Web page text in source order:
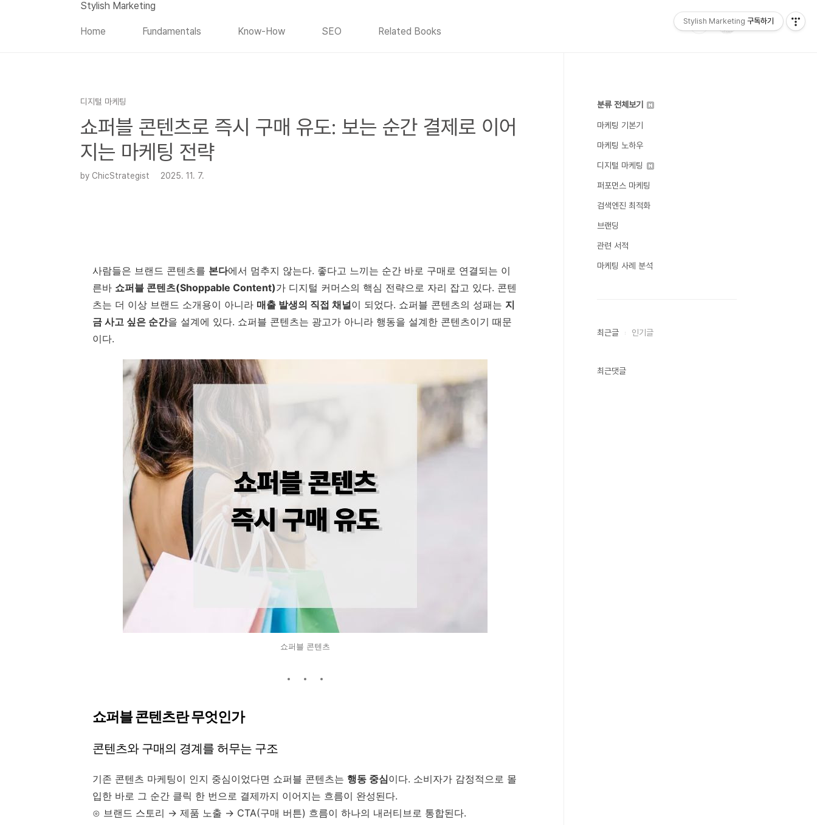
Stylish Marketing
Home Fundamentals Know-How SEO Related Books
디지털 마케팅
쇼퍼블 콘텐츠로 즉시 구매 유도: 보는 순간 결제로 이어
지는 마케팅 전략
by ChicStrategist 2025. 11. 7.
사람들은 브랜드 콘텐츠를 본다에서 멈추지 않는다. 좋다고 느끼는 순간 바로 구매로 연결되는 이
른바 쇼퍼블 콘텐츠(Shoppable Content)가 디지털 커머스의 핵심 전략으로 자리 잡고 있다. 콘텐
츠는 더 이상 브랜드 소개용이 아니라 매출 발생의 직접 채널이 되었다. 쇼퍼블 콘텐츠의 성패는 지
금 사고 싶은 순간을 설계에 있다. 쇼퍼블 콘텐츠는 광고가 아니라 행동을 설계한 콘텐츠이기 때문
이다.
쇼퍼블 콘텐츠
쇼퍼블 콘텐츠란 무엇인가
콘텐츠와 구매의 경계를 허무는 구조
기존 콘텐츠 마케팅이 인지 중심이었다면 쇼퍼블 콘텐츠는 행동 중심이다. 소비자가 감정적으로 몰
입한 바로 그 순간 클릭 한 번으로 결제까지 이어지는 흐름이 완성된다.
⊙ 브랜드 스토리 → 제품 노출 → CTA(구매 버튼) 흐름이 하나의 내러티브로 통합된다.
분류 전체보기
마케팅 기본기
마케팅 노하우
디지털 마케팅
퍼포먼스 마케팅
검색엔진 최적화
브랜딩
관련 서적
마케팅 사례 분석
최근글 인기글
최근댓글
Stylish Marketing 구독하기